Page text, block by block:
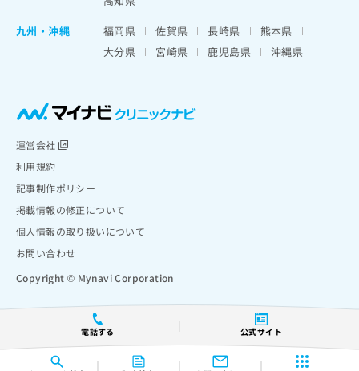
電話する 公式サイト
九州・沖縄
福岡県 佐賀県 長崎県
熊本県
大分県
宮崎県 鹿児島県 沖縄県
運営会社
利用規約
記事制作ポリシー
掲載情報の修正について
個人情報の取り扱いについて
お問い合わせ
Copyright © Mynavi Corporation